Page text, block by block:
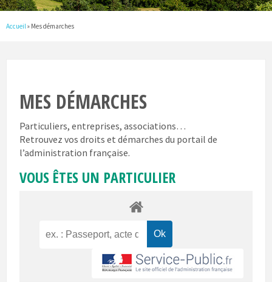
Accueil » Mes démarches
MES DÉMARCHES
Particuliers, entreprises, associations…
Retrouvez vos droits et démarches du portail de
l’administration française.
VOUS ÊTES UN PARTICULIER